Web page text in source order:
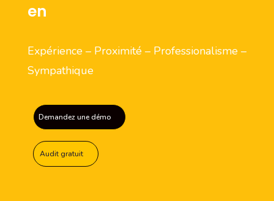
en
Expérience – Proximité – Professionalisme –
Sympathique
Demandez une démo
Audit gratuit